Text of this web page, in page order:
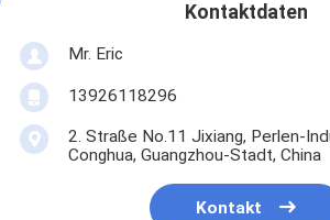
Kontaktdaten
Mr. Eric
13926118296
2. Straße No.11 Jixiang, Perlen-
Conghua, Guangzhou-Stadt, China
Kontakt